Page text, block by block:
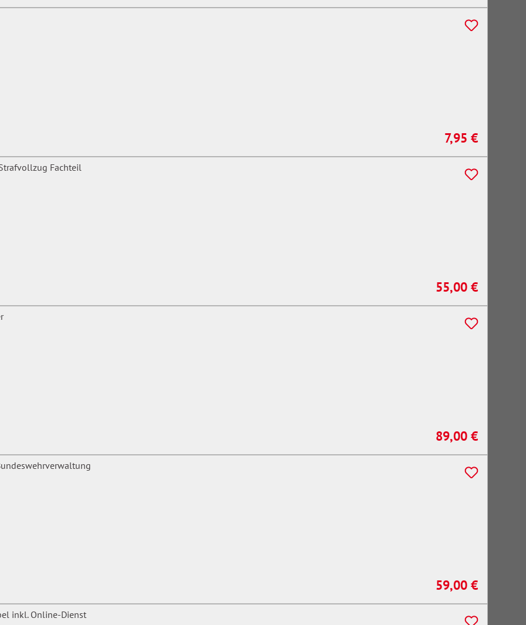
Regulärer Preis:
7,95 €
Regulärer Preis:
55,00 €
Regulärer Preis:
89,00 €
Regulärer Preis:
59,00 €